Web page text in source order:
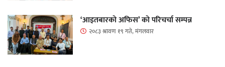
‘आइतबारको अफिस’ को परिचर्चा सम्पन्न
२०८३ श्रावण १९ गते, मंगलवार